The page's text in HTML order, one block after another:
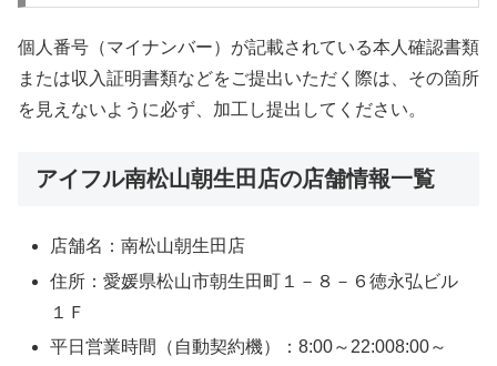
個人番号（マイナンバー）が記載されている本人確認書類
または収入証明書類などをご提出いただく際は、その箇所
を見えないように必ず、加工し提出してください。
アイフル南松山朝生田店の店舗情報一覧
店舗名：南松山朝生田店
住所：愛媛県松山市朝生田町１－８－６徳永弘ビル
１Ｆ
平日営業時間（自動契約機）：8:00～22:008:00～